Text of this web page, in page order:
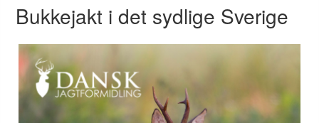
Bukkejakt i det sydlige Sverige